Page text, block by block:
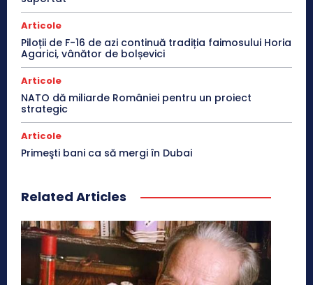
Articole
Piloții de F-16 de azi continuă tradiția faimosului Horia
Agarici, vânător de bolșevici
Articole
NATO dă miliarde României pentru un proiect
strategic
Articole
Primeşti bani ca să mergi în Dubai
Related Articles